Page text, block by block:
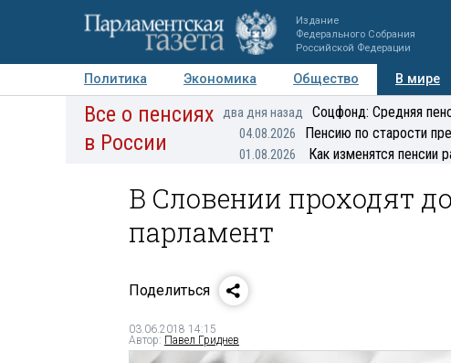
Издание
Федерального Собрания
Российской Федерации
Политика Экономика Общество В мире
Авторы Персоны Мнения Регионы
Все о пенсиях
в России
два дня назад Соцфонд: Средняя
04.08.2026 Пенсию по старости
01.08.2026 Как изменятся пенсии
В Словении проходят
парламент
Поделиться
03.06.2018 14:15
Автор: Павел Гриднев